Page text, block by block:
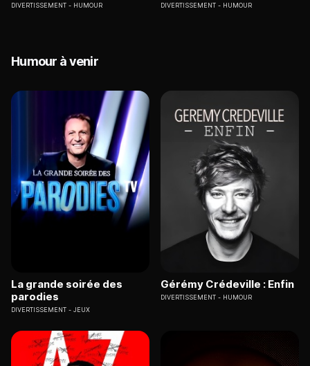
DIVERTISSEMENT HUMOUR DIVERTISSEMENT HUMOUR
Humour à venir
La grande soirée des
parodies
DIVERTISSEMENT JEUX
Gérémy Crédeville : Enfin
DIVERTISSEMENT HUMOUR